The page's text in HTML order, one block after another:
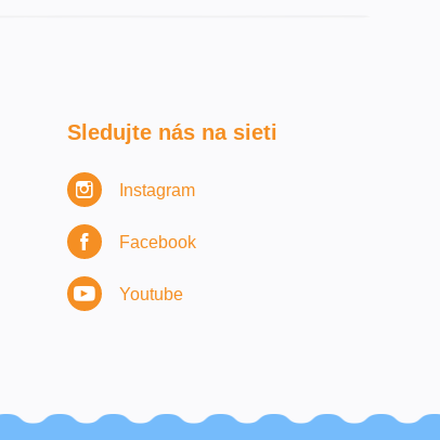
Sledujte nás na sieti
Instagram
Facebook
Youtube